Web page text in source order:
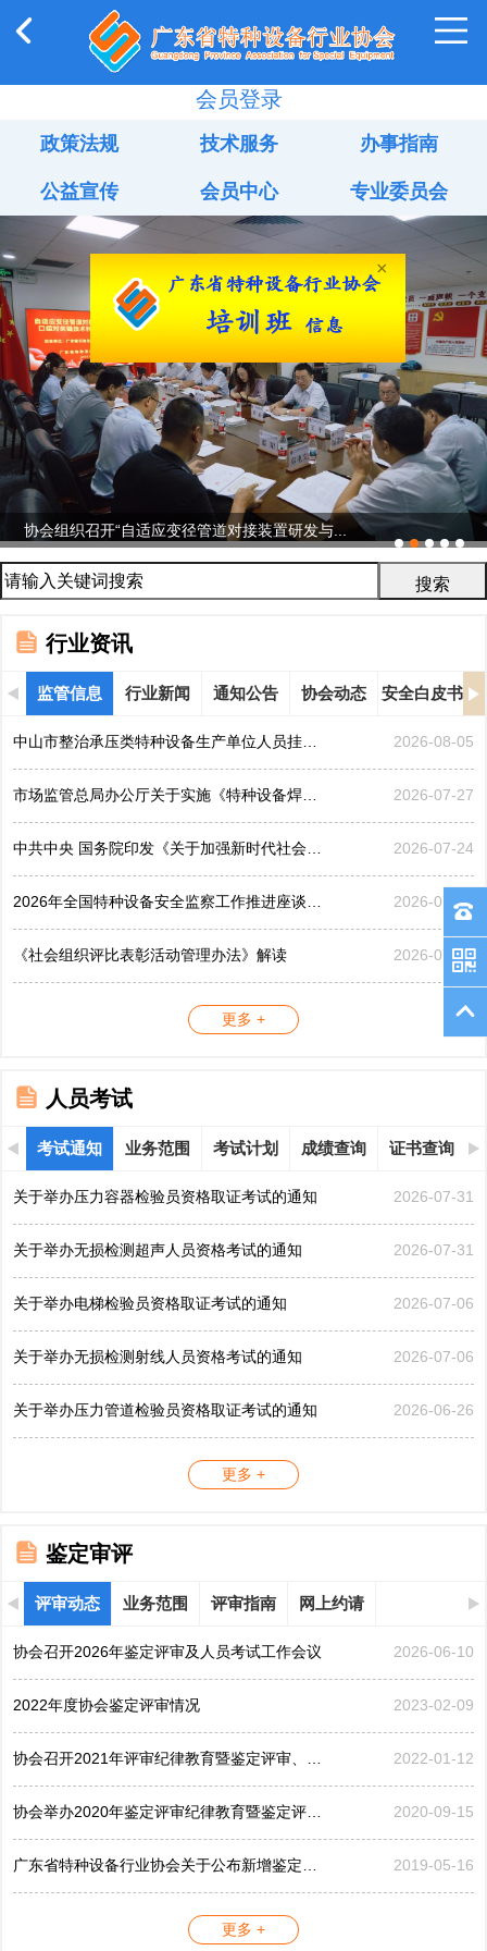
会员登录
政策法规 技术服务 办事指南
公益宣传 会员中心 专业委员会
协会组织召开“自适应变径管道对接装置研发与...
行业资讯
监管信息 行业新闻 通知公告 协会动态 安全白皮书
中山市整治承压类特种设备生产单位人员挂靠、临时凑岗、... 2026-08-05
市场监管总局办公厅关于实施《特种设备焊接操作人员考核... 2026-07-27
中共中央 国务院印发《关于加强新时代社会工作的意见》 2026-07-24
2026年全国特种设备安全监察工作推进座谈会在黑龙江哈... 2026-07-21
《社会组织评比表彰活动管理办法》解读 2026-07-17
更多 +
人员考试
考试通知 业务范围 考试计划 成绩查询 证书查询
关于举办压力容器检验员资格取证考试的通知 2026-07-31
关于举办无损检测超声人员资格考试的通知 2026-07-31
关于举办电梯检验员资格取证考试的通知 2026-07-06
关于举办无损检测射线人员资格考试的通知 2026-07-06
关于举办压力管道检验员资格取证考试的通知 2026-06-26
更多 +
鉴定审评
评审动态 业务范围 评审指南 网上约请
协会召开2026年鉴定评审及人员考试工作会议 2026-06-10
2022年度协会鉴定评审情况 2023-02-09
协会召开2021年评审纪律教育暨鉴定评审、考评工作会议 2022-01-12
协会举办2020年鉴定评审纪律教育暨鉴定评审工作会议 2020-09-15
广东省特种设备行业协会关于公布新增鉴定评审员的公告... 2019-05-16
更多 +
×